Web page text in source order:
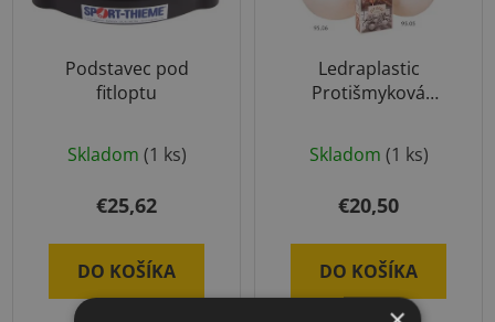
Podstavec pod
fitloptu
Skladom (1 ks)
€25,62
DO KOŠÍKA
Ledraplastic
Protišmyková
55cm
Skladom (1 ks)
€20,50
DO KOŠÍKA